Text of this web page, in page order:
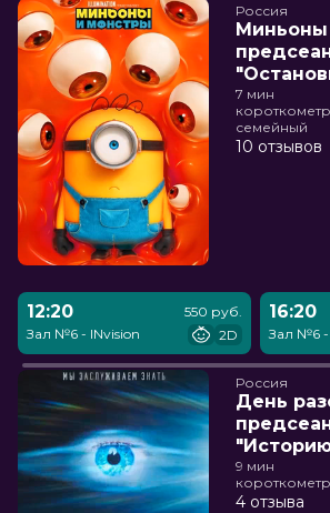
Россия
7 мин
семейный
10 отзывов
12:20
Зал №6 - INvision
550 руб.
2D
16:20
Зал №6 -
Россия
День
9 мин
4 отзыва